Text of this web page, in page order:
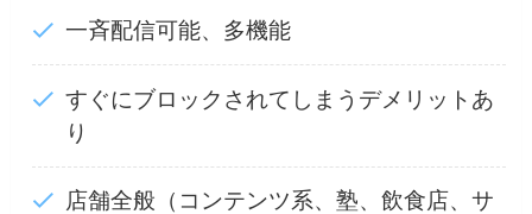
一斉配信可能、多機能
すぐにブロックされてしまうデメリットあ
り
店舗全般（コンテンツ系、塾、飲食店、サ